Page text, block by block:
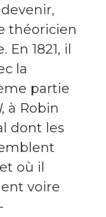
théoricien
1821, il
la
partie
, à Robin
dont les
où il
voire